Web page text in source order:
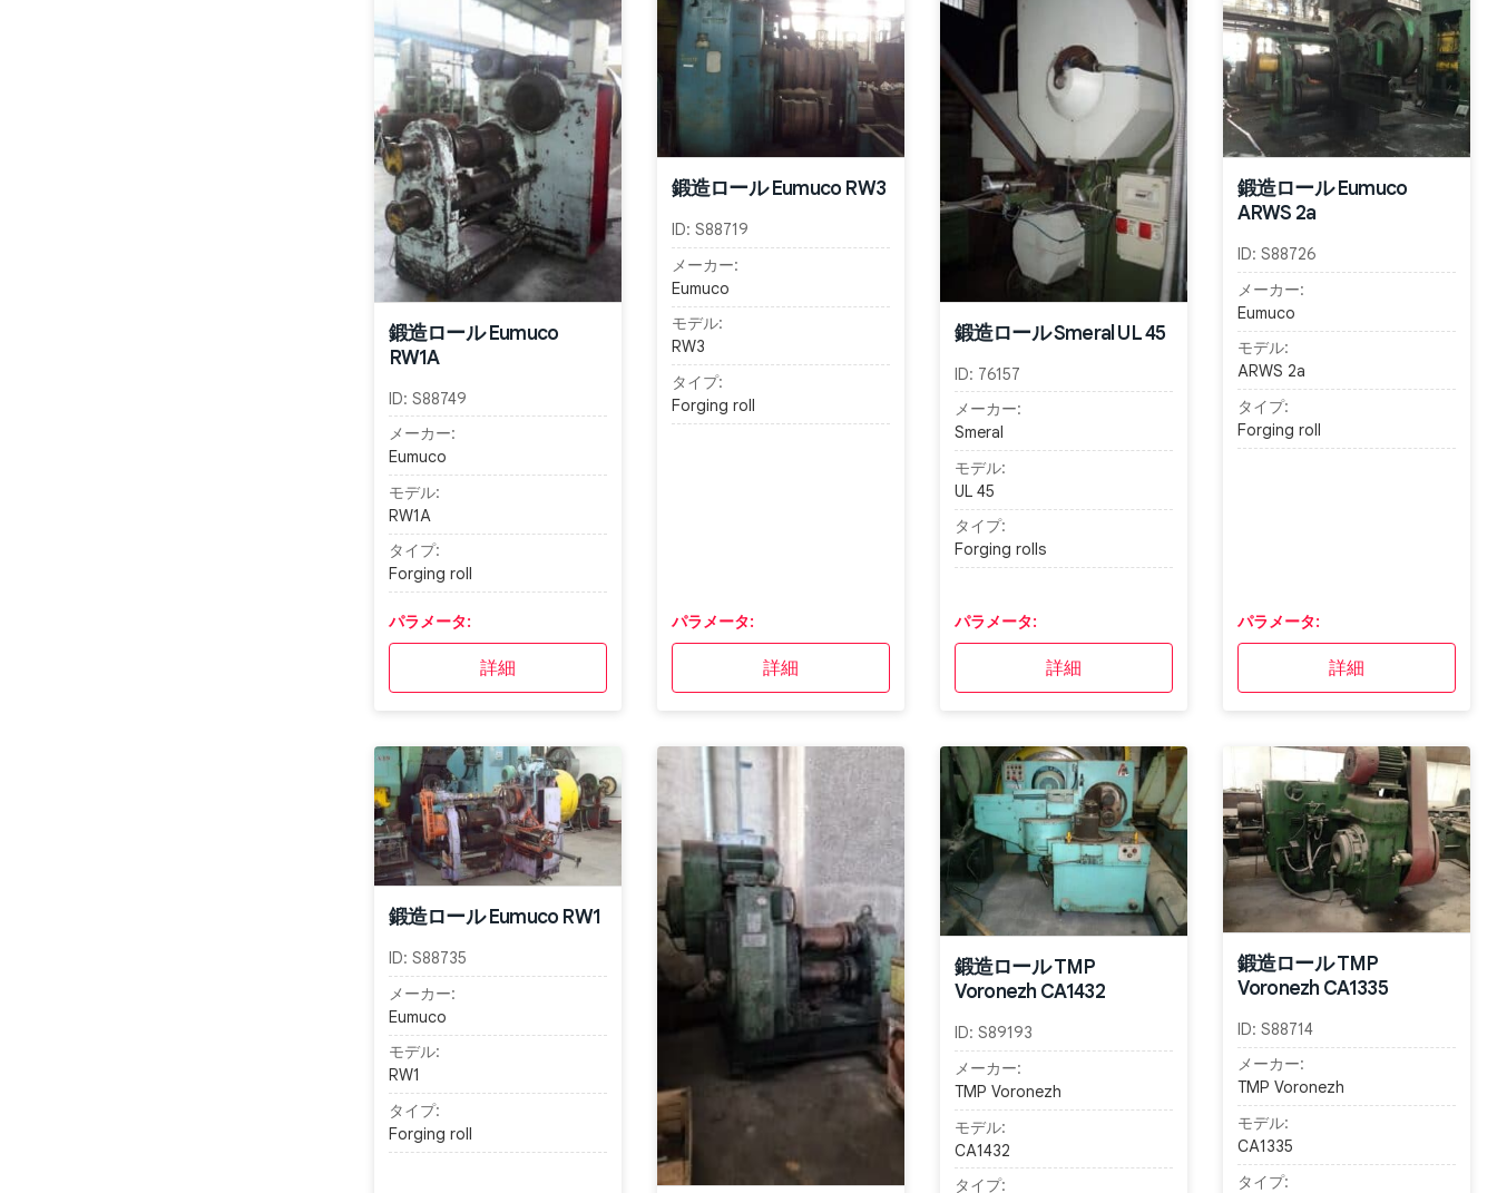
鍛造ロール Eumuco
RW1A
ID: S88749
メーカー:
Eumuco
モデル:
RW1A
タイプ:
Forging roll
パラメータ:
詳細
鍛造ロール Eumuco RW3
ID: S88719
メーカー:
Eumuco
モデル:
RW3
タイプ:
Forging roll
パラメータ:
詳細
鍛造ロール Smeral UL 45
ID: 76157
メーカー:
Smeral
モデル:
UL 45
タイプ:
Forging rolls
パラメータ:
詳細
鍛造ロール Eumuco
ARWS 2a
ID: S88726
メーカー:
Eumuco
モデル:
ARWS 2a
タイプ:
Forging roll
パラメータ:
詳細
鍛造ロール Eumuco RW1
ID: S88735
メーカー:
Eumuco
モデル:
RW1
タイプ:
Forging roll
鍛造ロール TMP
Voronezh CA1432
ID: S89193
メーカー:
TMP Voronezh
モデル:
CA1432
タイプ:
鍛造ロール TMP
Voronezh CA1335
ID: S88714
メーカー:
TMP Voronezh
モデル:
CA1335
タイプ: